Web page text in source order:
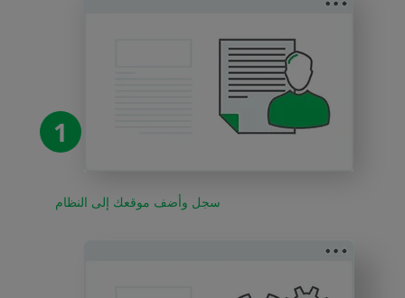
1
سجل وأضف موقعك إلى النظام